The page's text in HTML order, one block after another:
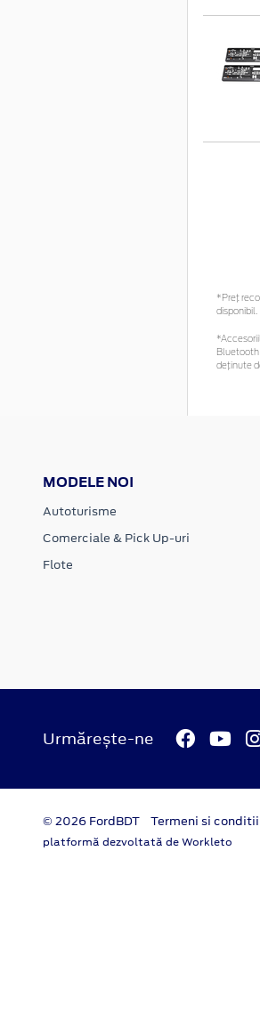
*Preţ
disponibil.
Bluetooth
deținute
MODELE NOI
Autoturisme
Comerciale & Pick Up-uri
Flote
Urmărește-ne
© 2026 FordBDT Termeni si conditii
platformă dezvoltată de Workleto